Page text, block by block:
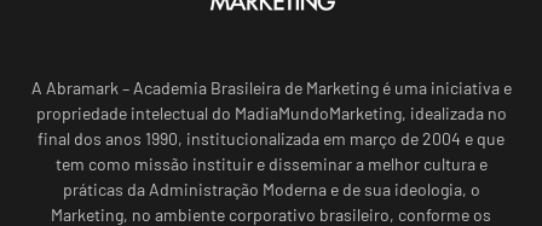
A Abramark – Academia Brasileira de Marketing é uma iniciativa e
propriedade intelectual do MadiaMundoMarketing, idealizada no
final dos anos 1990, institucionalizada em março de 2004 e que
tem como missão instituir e disseminar a melhor cultura e
práticas da Administração Moderna e de sua ideologia, o
Marketing, no ambiente corporativo brasileiro, conforme os